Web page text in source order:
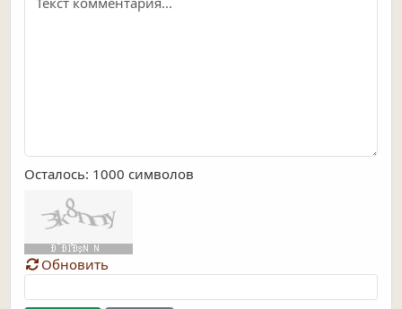
Осталось: 1000 символов
Обновить